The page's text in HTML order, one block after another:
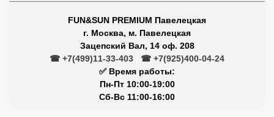
FUN&SUN PREMIUM Павелецкая
г. Москва, м. Павелецкая
Зацепский Вал, 14 оф. 208
☎ +7(499)11-33-403
☎ +7(925)400-04-24
✅ Время работы:
Пн-Пт 10:00-19:00
Сб-Вс 11:00-16:00